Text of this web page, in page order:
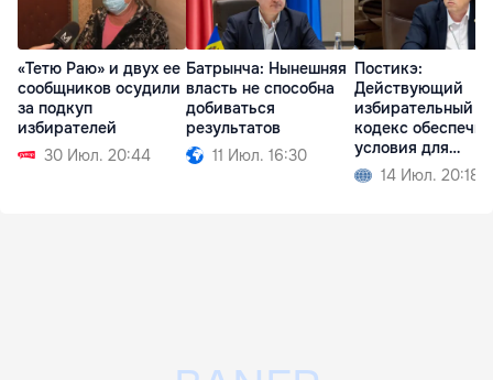
«Тетю Раю» и двух ее
сообщников осудили
за подкуп
избирателей
30 Июл. 20:44
Батрынча: Нынешняя
власть не способна
добиваться
результатов
11 Июл. 16:30
Постикэ:
Действующий
избирательный
кодекс
условия для
свободных
14 Июл. 20:18